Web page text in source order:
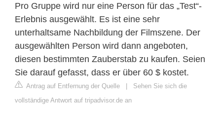
Pro Gruppe wird nur eine Person für das „Test“-
Erlebnis ausgewählt. Es ist eine sehr
unterhaltsame Nachbildung der Filmszene. Der
ausgewählten Person wird dann angeboten,
diesen bestimmten Zauberstab zu kaufen. Seien
Sie darauf gefasst, dass er über 60 $ kostet.
Antrag auf Entfernung der Quelle | Sehen Sie sich die
vollständige Antwort auf tripadvisor.de an